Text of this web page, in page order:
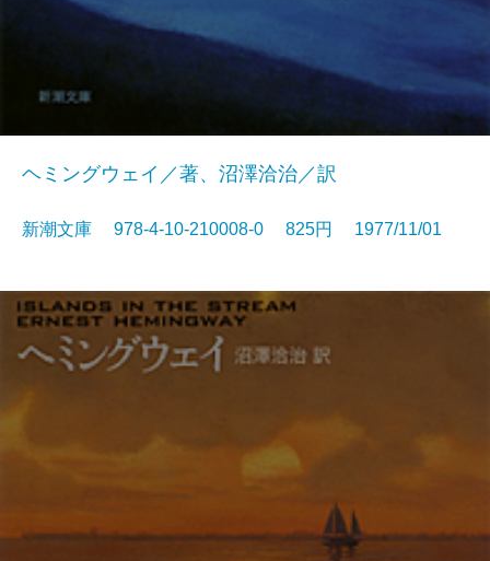
ヘミングウェイ／著、沼澤洽治／訳
新潮文庫 978-4-10-210008-0 825円 1977/11/01